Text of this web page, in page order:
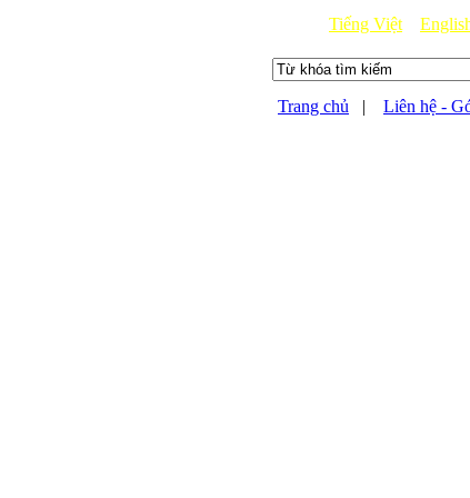
Tiếng Việt
Trang chủ | Liên hệ -